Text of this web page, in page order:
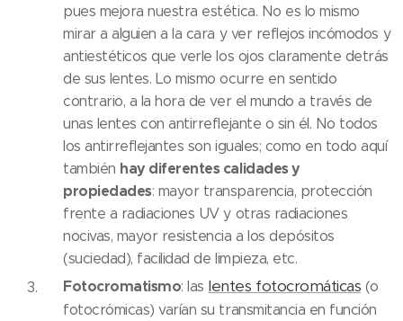
pues mejora nuestra estética. No es lo mismo
mirar a alguien a la cara y ver reflejos incómodos y
antiestéticos que verle los ojos claramente detrás
de sus lentes. Lo mismo ocurre en sentido
contrario, a la hora de ver el mundo a través de
unas lentes con antirreflejante o sin él. No todos
los antirreflejantes son iguales; como en todo aquí
también hay diferentes calidades y
propiedades: mayor transparencia, protección
frente a radiaciones UV y otras radiaciones
nocivas, mayor resistencia a los depósitos
(suciedad), facilidad de limpieza, etc.
Fotocromatismo: las lentes fotocromáticas (o
fotocrómicas) varían su transmitancia en función